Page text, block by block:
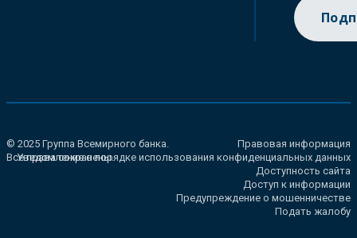
© 2025 Группа Всемирного банка.
Все права сохранены.
Правовая информация
Уведомление о порядке использования конфиденциальных данных
Доступность сайта
Доступ к информации
Предупреждение о мошенничестве
Подать жалобу